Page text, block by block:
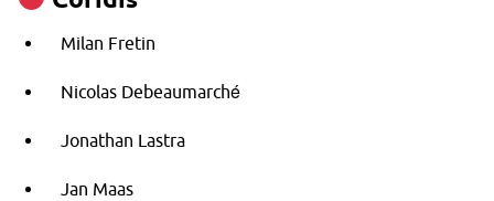
Milan Fretin
Nicolas Debeaumarché
Jonathan Lastra
Jan Maas